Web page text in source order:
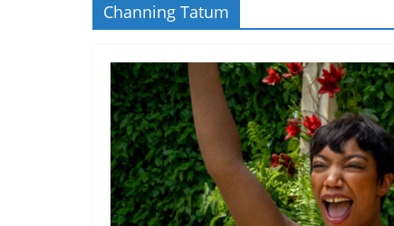
Channing Tatum